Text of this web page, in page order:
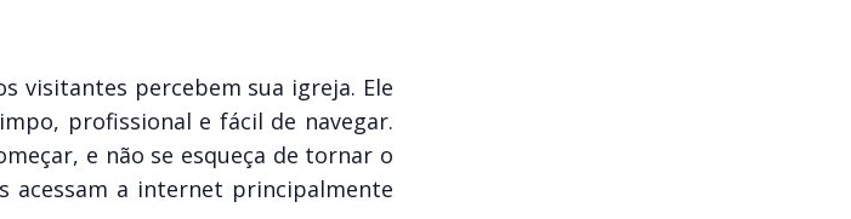
visitantes percebem sua igreja. Ele
profissional e fácil de navegar.
e não se esqueça de tornar o
acessam a internet principalmente